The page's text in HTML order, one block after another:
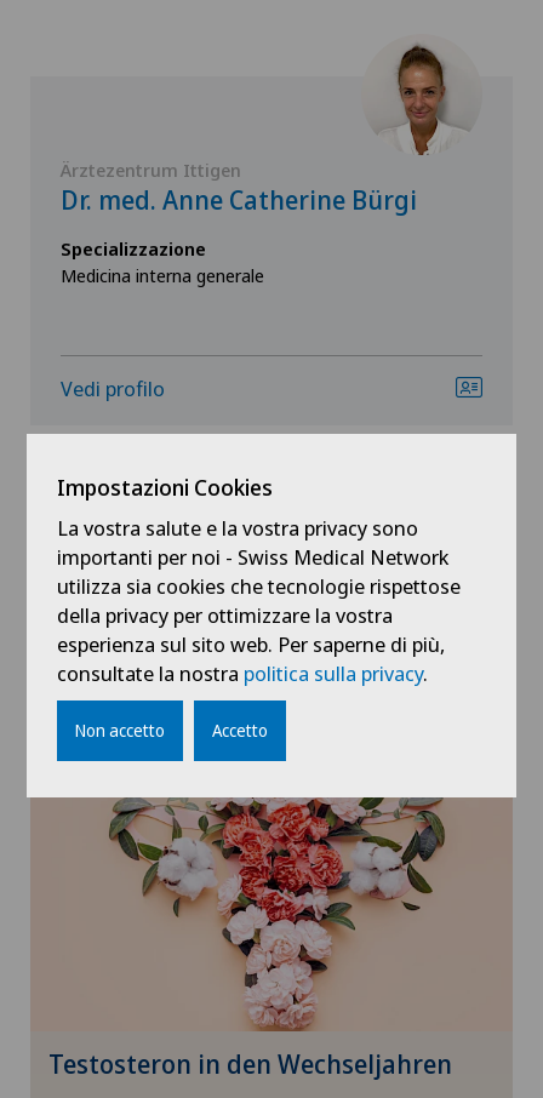
Ärztezentrum Ittigen
Dr. med. Anne Catherine Bürgi
Specializzazione
Medicina interna generale
Vedi profilo
Mostra tutto
Blog
Testosteron in den Wechseljahren
Impostazioni Cookies
La vostra salute e la vostra privacy sono
importanti per noi - Swiss Medical Network
utilizza sia cookies che tecnologie rispettose
della privacy per ottimizzare la vostra
esperienza sul sito web. Per saperne di più,
consultate la nostra politica sulla privacy.
Non accetto Accetto